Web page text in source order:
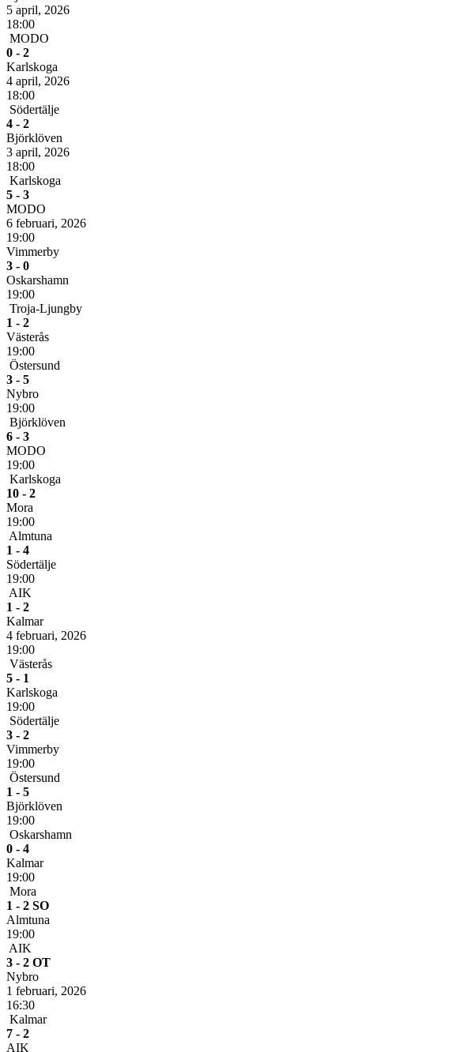
5 april, 2026
18:00
MODO
0 - 2
Karlskoga
4 april, 2026
18:00
Södertälje
4 - 2
Björklöven
3 april, 2026
18:00
Karlskoga
5 - 3
MODO
6 februari, 2026
19:00
Vimmerby
3 - 0
Oskarshamn
19:00
Troja-Ljungby
1 - 2
Västerås
19:00
Östersund
3 - 5
Nybro
19:00
Björklöven
6 - 3
MODO
19:00
Karlskoga
10 - 2
Mora
19:00
Almtuna
1 - 4
Södertälje
19:00
AIK
1 - 2
Kalmar
4 februari, 2026
19:00
Västerås
5 - 1
Karlskoga
19:00
Södertälje
3 - 2
Vimmerby
19:00
Östersund
1 - 5
Björklöven
19:00
Oskarshamn
0 - 4
Kalmar
19:00
Mora
1 - 2 SO
Almtuna
19:00
AIK
3 - 2 OT
Nybro
1 februari, 2026
16:30
Kalmar
7 - 2
AIK